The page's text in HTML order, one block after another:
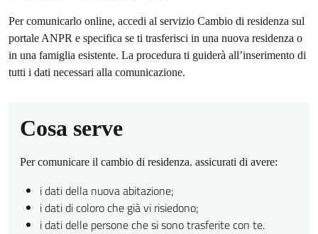
Per comunicarlo online, accedi al servizio Cambio di residenza sul
portale ANPR e specifica se ti trasferisci in una nuova residenza o
in una famiglia esistente. La procedura ti guiderà all’inserimento di
tutti i dati necessari alla comunicazione.
Cosa serve
Per comunicare il cambio di residenza. assicurati di avere:
i dati della nuova abitazione;
i dati di coloro che già vi risiedono;
i dati delle persone che si sono trasferite con te.